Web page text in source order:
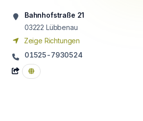
Bahnhofstraße 21
03222 Lübbenau
Zeige Richtungen
01525-7930524